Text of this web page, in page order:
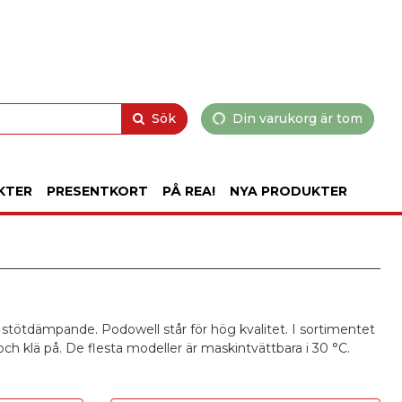
Sök Din varukorg är tom
PRESENTKORT PÅ REA! NYA PRODUKTER
Podowell står för hög kvalitet. I sortimentet
klä på. De flesta modeller är maskintvättbara i 30 °C.